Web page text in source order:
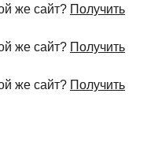
же сайт? Получить
же сайт? Получить
же сайт? Получить